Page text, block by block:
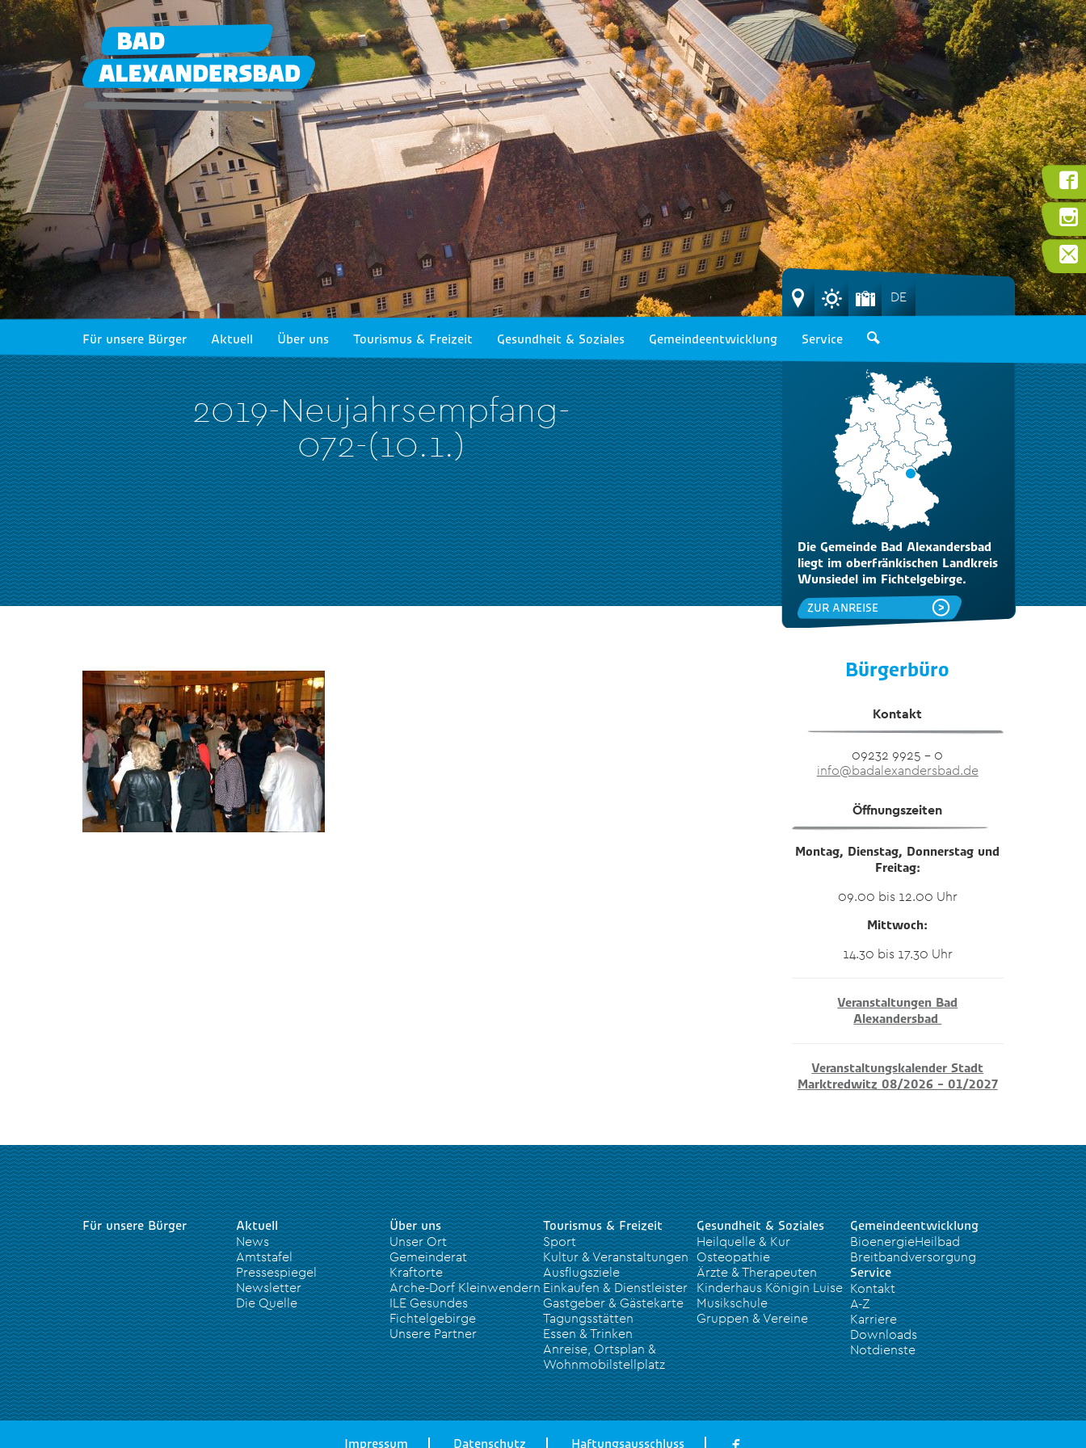
Für unsere Bürger Aktuell Über uns Tourismus & Freizeit Gesundheit & Soziales Gemeindeentwicklung Service
2019-Neujahrsempfang-
072-(10.1.)
DE
Die Gemeinde Bad Alexandersbad
liegt im oberfränkischen Landkreis
Wunsiedel im Fichtelgebirge.
ZUR ANREISE
Bürgerbüro
Kontakt
09232 9925 – 0
info@badalexandersbad.de
Öffnungszeiten
Montag, Dienstag, Donnerstag und
Freitag:
09.00 bis 12.00 Uhr
Mittwoch:
14.30 bis 17.30 Uhr
Veranstaltungen Bad
Alexandersbad
Veranstaltungskalender Stadt
Marktredwitz 08/2026 – 01/2027
Für unsere Bürger
Aktuell
News
Amtstafel
Pressespiegel
Newsletter
Die Quelle
Über uns
Unser Ort
Gemeinderat
Kraftorte
Arche-Dorf Kleinwendern
ILE Gesundes
Fichtelgebirge
Unsere Partner
Tourismus & Freizeit
Sport
Kultur & Veranstaltungen
Ausflugsziele
Einkaufen & Dienstleister
Gastgeber & Gästekarte
Tagungsstätten
Essen & Trinken
Anreise, Ortsplan &
Wohnmobilstellplatz
Gesundheit & Soziales
Heilquelle & Kur
Osteopathie
Ärzte & Therapeuten
Kinderhaus Königin Luise
Musikschule
Gruppen & Vereine
Gemeindeentwicklung
BioenergieHeilbad
Breitbandversorgung
Service
Kontakt
A-Z
Karriere
Downloads
Notdienste
Impressum Datenschutz Haftungsausschluss